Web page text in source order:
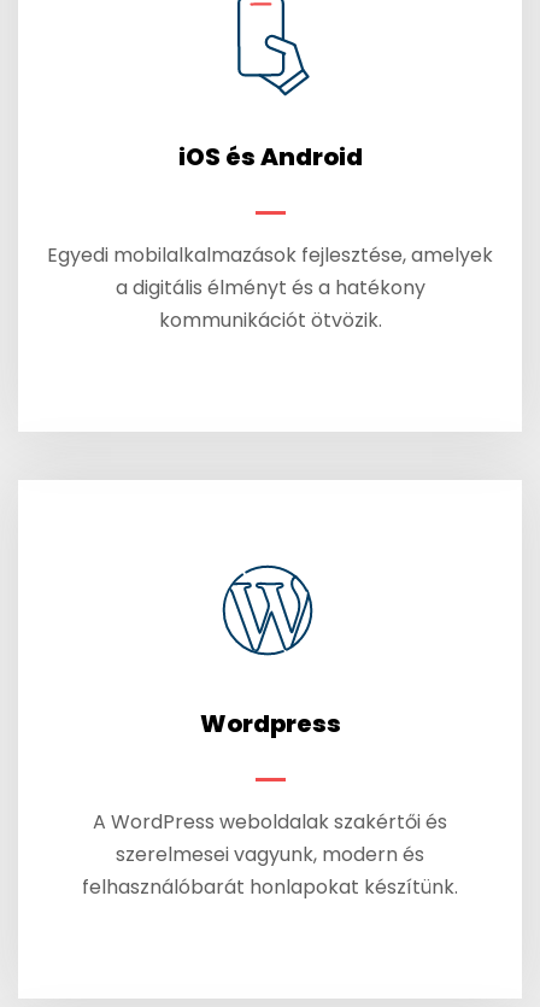
iOS és Android
Egyedi mobilalkalmazások fejlesztése, amelyek
a digitális élményt és a hatékony
kommunikációt ötvözik.
Wordpress
A WordPress weboldalak szakértői és
szerelmesei vagyunk, modern és
felhasználóbarát honlapokat készítünk.